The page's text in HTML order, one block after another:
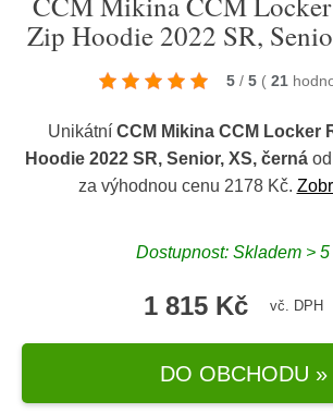
Zip Hoodie 2022 SR,
5 / 5 ( 21
Unikátní CCM Mikina CCM Locker
Hoodie 2022 SR, Senior, XS, černáod
za výhodnou cenu 2178 Kč.
Dostupnost: Skladem > 5
1 815 Kč vč. DPH
DO OBCHODU »